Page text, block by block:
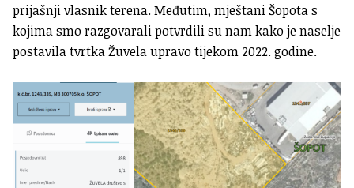
prijašnji vlasnik terena. Međutim, mještani Šopota s
kojima smo razgovarali potvrdili su nam kako je naselje
postavila tvrtka Žuvela upravo tijekom 2022. godine.